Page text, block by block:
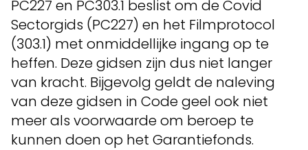
PC227 en PC303.1 beslist om de Covid
Sectorgids (PC227) en het Filmprotocol
(303.1) met onmiddellijke ingang op te
heffen. Deze gidsen zijn dus niet langer
van kracht. Bijgevolg geldt de naleving
van deze gidsen in Code geel ook niet
meer als voorwaarde om beroep te
kunnen doen op het Garantiefonds.